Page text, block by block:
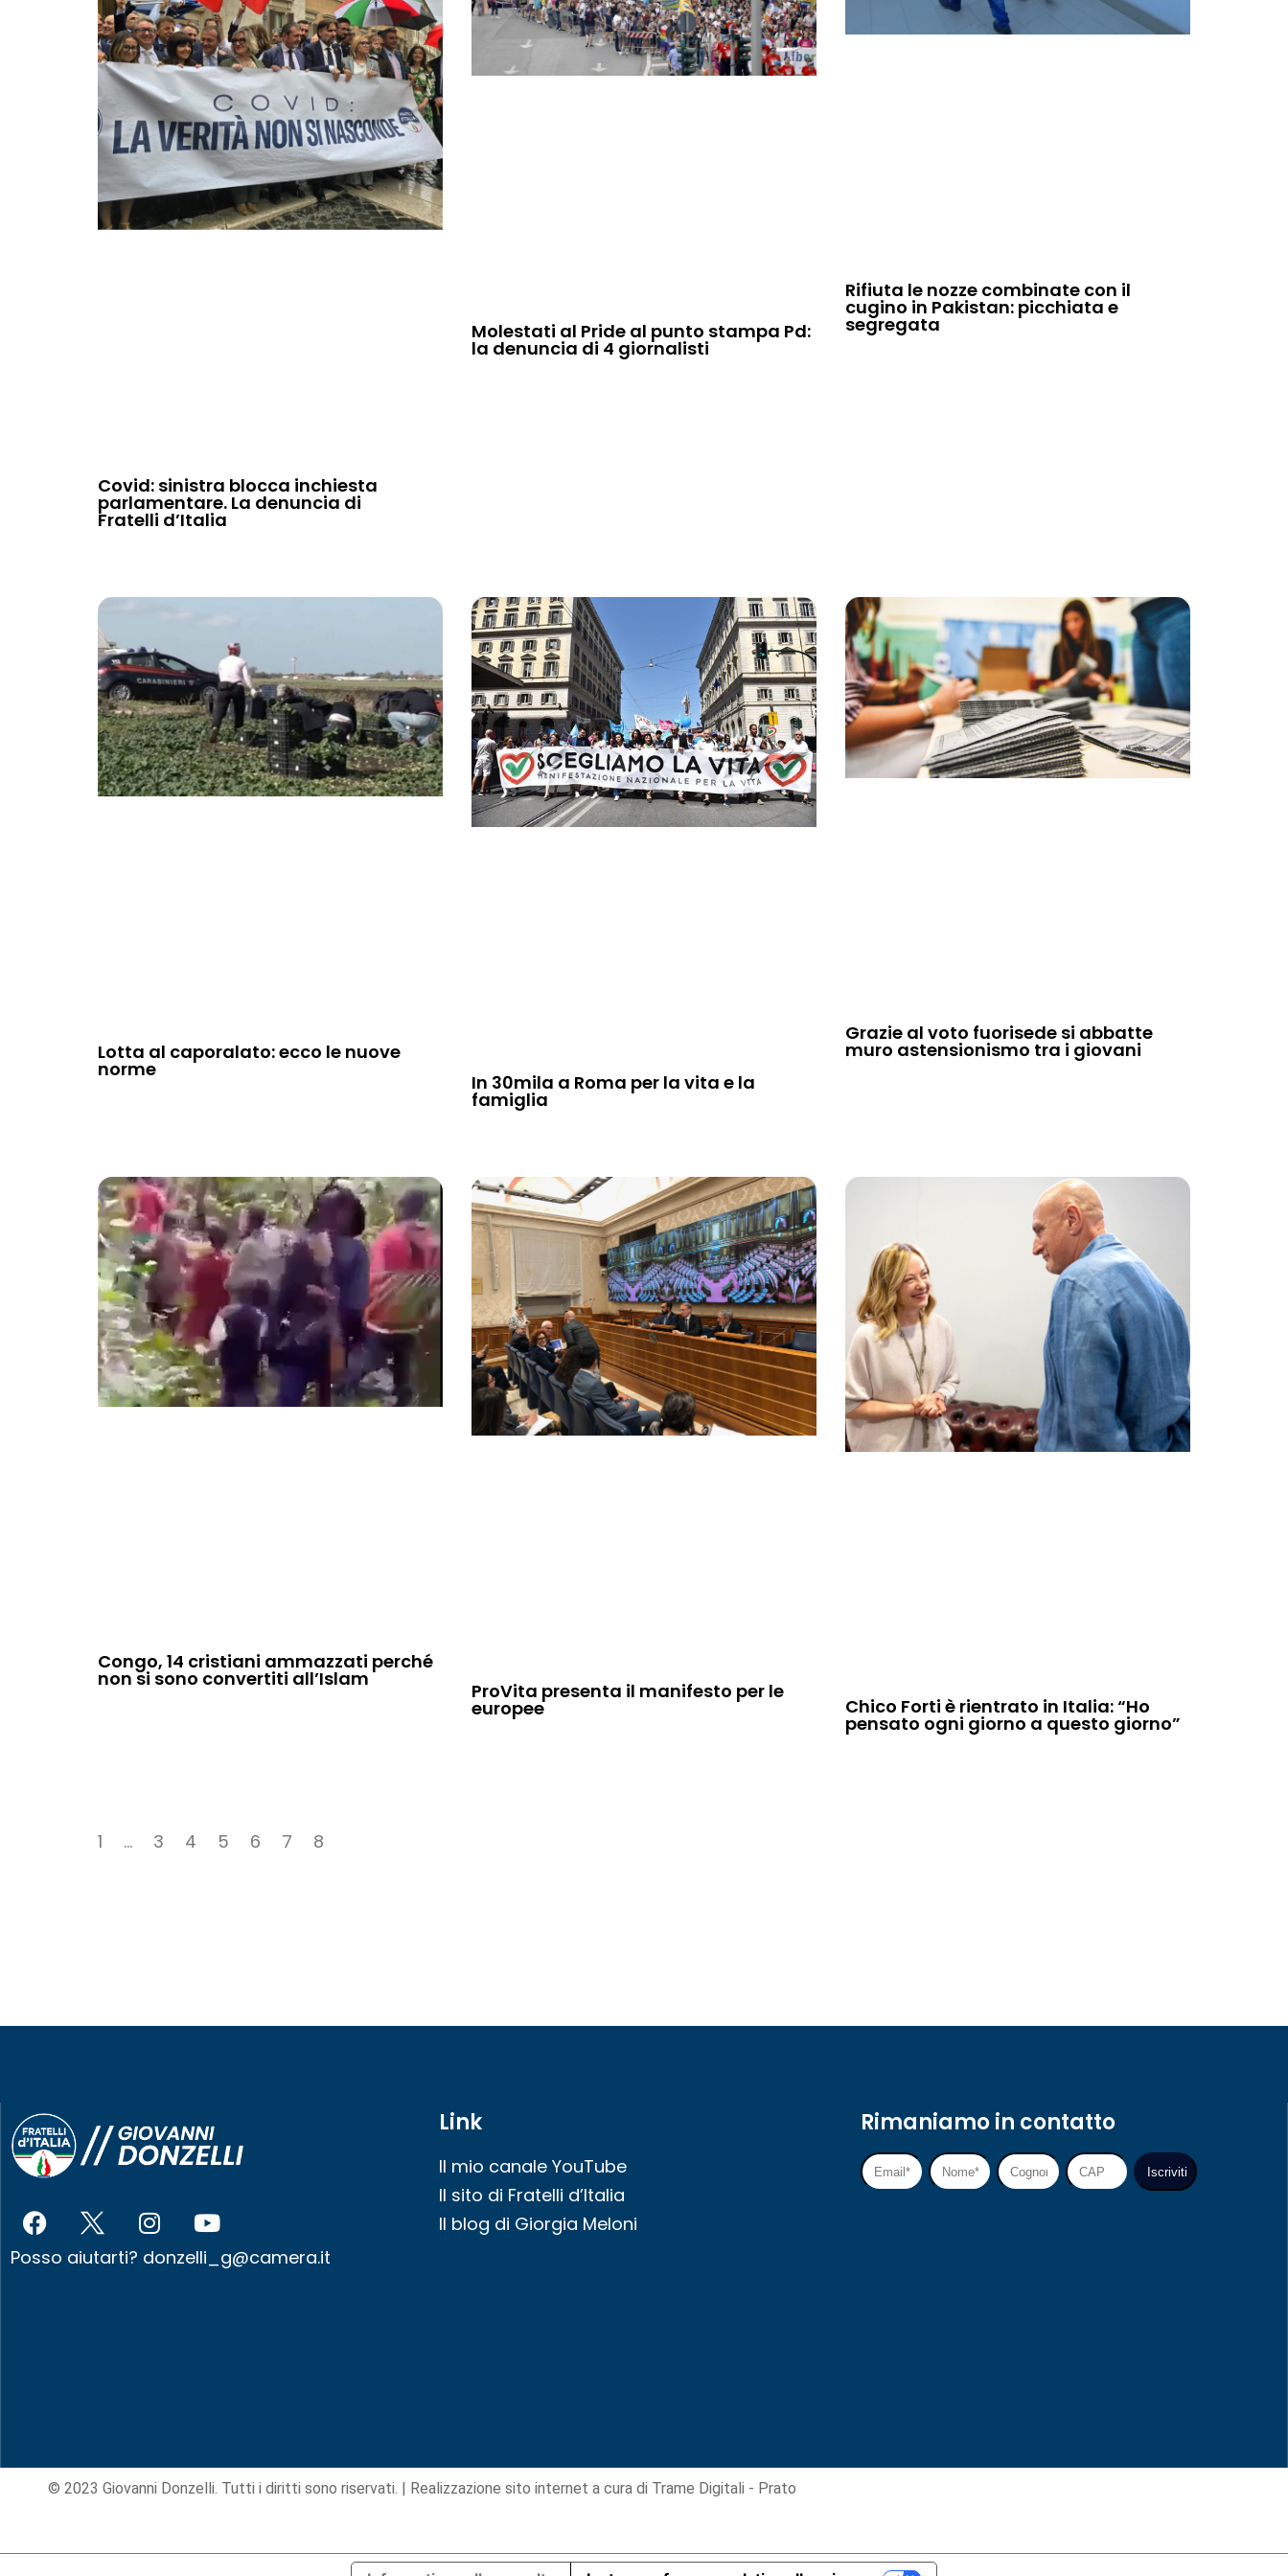
Covid: sinistra blocca inchiesta
parlamentare. La denuncia di
Fratelli d’Italia
Molestati al Pride al punto stampa Pd:
la denuncia di 4 giornalisti
Rifiuta le nozze combinate con il
cugino in Pakistan: picchiata e
segregata
Lotta al caporalato: ecco le nuove
norme
In 30mila a Roma per la vita e la
famiglia
Grazie al voto fuorisede si abbatte
muro astensionismo tra i giovani
Congo, 14 cristiani ammazzati perché
non si sono convertiti all’Islam
ProVita presenta il manifesto per le
europee Chico Forti è rientrato in Italia: “Ho
pensato ogni giorno a questo giorno”
1 … 3 4 5 6 7 8
Posso aiutarti? donzelli_g@camera.it
Link
Il mio canale YouTube
Il sito di Fratelli d’Italia
Il blog di Giorgia Meloni
Rimaniamo in contatto
© 2023 Giovanni Donzelli. Tutti i diritti sono riservati. | Realizzazione sito interneta cura di Trame Digitali - Prato